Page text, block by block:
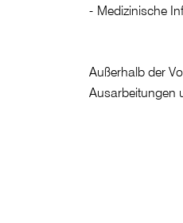
Medizinische
Außerhalb der
Ausarbeitungen